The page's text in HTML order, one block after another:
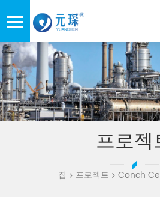
프로젝
집 프로젝트 Conch